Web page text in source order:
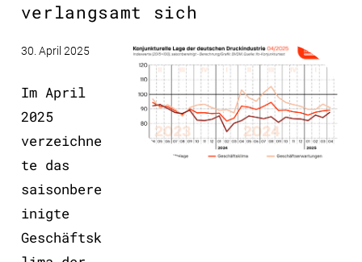
verlangsamt sich
30. April 2025
Im April
2025
verzeichne
te das
saisonbere
inigte
Geschäftsk